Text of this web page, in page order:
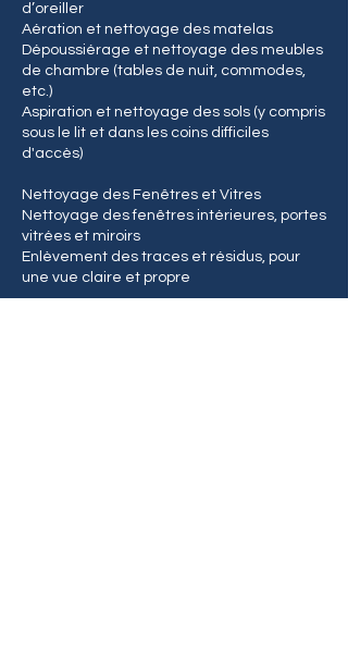
d’oreiller
Aération et nettoyage des matelas
Dépoussiérage et nettoyage des meubles
de chambre (tables de nuit, commodes,
etc.)
Aspiration et nettoyage des sols (y compris
sous le lit et dans les coins difficiles
d'accès)
Nettoyage des Fenêtres et Vitres
Nettoyage des fenêtres intérieures, portes
vitrées et miroirs
Enlèvement des traces et résidus, pour
une vue claire et propre